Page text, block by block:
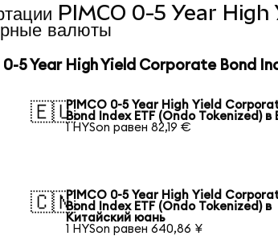
PIMCO 0-5 Year
валюты
5 Year High Yield Corporate Bond
🇪🇺PIMCO 0-5 Year High Yield
Bond Index ETF (Ondo Tokenized) в
1 HYSon равен 82,19 €
🇨🇳PIMCO 0-5 Year High Yield
Bond Index ETF (Ondo Tokenized) в
Китайский юань
1 HYSon равен 640,86 ¥